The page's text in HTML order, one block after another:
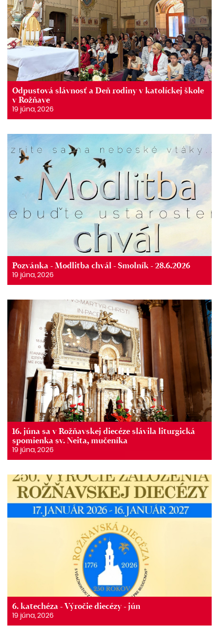
Odpustová slávnosť a Deň rodiny v katolíckej škole
v Rožňave
19 júna, 2026
Pozvánka - Modlitba chvál - Smolník - 28.6.2026
19 júna, 2026
16. júna sa v Rožňavskej diecéze slávila liturgická
spomienka sv. Neita, mučeníka
19 júna, 2026
6. katechéza - Výročie diecézy - jún
19 júna, 2026